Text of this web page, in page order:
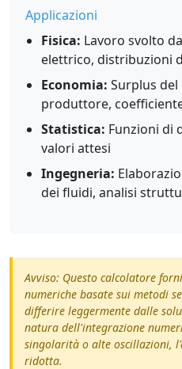
Applicazioni
Fisica: Lavoro svolto
elettrico, distribuzioni
Economia: Surplus
produttore,
Statistica: Funzioni di
valori attesi
Ingegneria:
dei fluidi, analisi
Avviso: Questo calcolatore
numeriche basate sui metodi
differire leggermente dalle
natura dell'integrazione
singolarità o alte oscillazioni,
ridotta.